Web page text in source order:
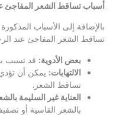
أسباب تساقط الشعر المفاجئ
بالإضافة إلى الأسباب
تساقط الشعر المفاجئ عند
بعض الأدوية: قد تسبب
الالتهابات: يمكن أن
تساقط الشعر.
العناية غير السليمة
بالشعر القاسية أو